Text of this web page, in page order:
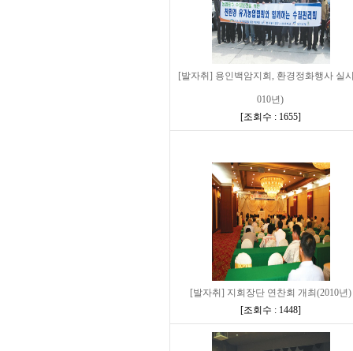
[발자취] 용인백암지회, 환경정화행사 실
010년)
[조회수 : 1655]
[발자취] 지회장단 연찬회 개최(2010년)
[조회수 : 1448]